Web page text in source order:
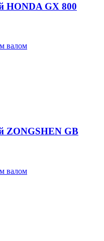
HONDA GX 800
валом
ZONGSHEN GB
валом